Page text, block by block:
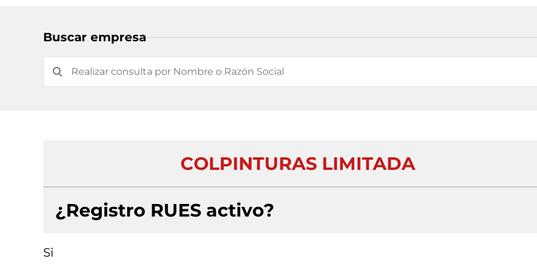
Buscar empresa
COLPINTURAS LIMITADA
¿Registro RUES activo?
Si